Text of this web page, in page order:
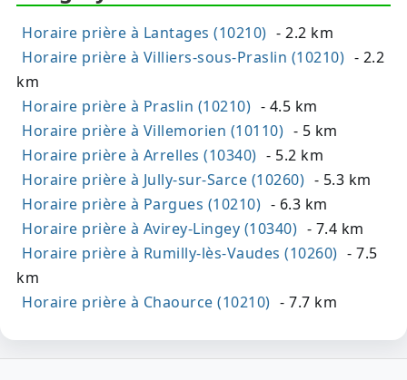
Horaire prière à Lantages (10210) - 2.2 km
Horaire prière à Villiers-sous-Praslin (10210) - 2.2
km
Horaire prière à Praslin (10210) - 4.5 km
Horaire prière à Villemorien (10110) - 5 km
Horaire prière à Arrelles (10340) - 5.2 km
Horaire prière à Jully-sur-Sarce (10260) - 5.3 km
Horaire prière à Pargues (10210) - 6.3 km
Horaire prière à Avirey-Lingey (10340) - 7.4 km
Horaire prière à Rumilly-lès-Vaudes (10260) - 7.5
km
Horaire prière à Chaource (10210) - 7.7 km